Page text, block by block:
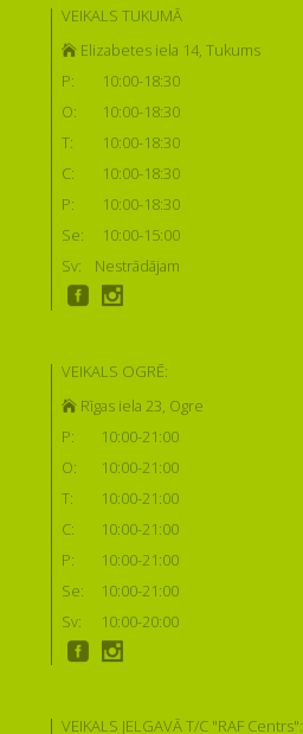
VEIKALS TUKUMĀ
Elizabetes iela 14, Tukums
P:
10:00-18:30
O:
10:00-18:30
T:
10:00-18:30
C:
10:00-18:30
P:
10:00-18:30
Se:
10:00-15:00
Sv:
Nestrādājam
VEIKALS OGRĒ:
Rīgas iela 23, Ogre
P:
10:00-21:00
O:
10:00-21:00
T:
10:00-21:00
C:
10:00-21:00
P:
10:00-21:00
Se:
10:00-21:00
Sv:
10:00-20:00
VEIKALS JELGAVĀ T/C "RAF Centrs":